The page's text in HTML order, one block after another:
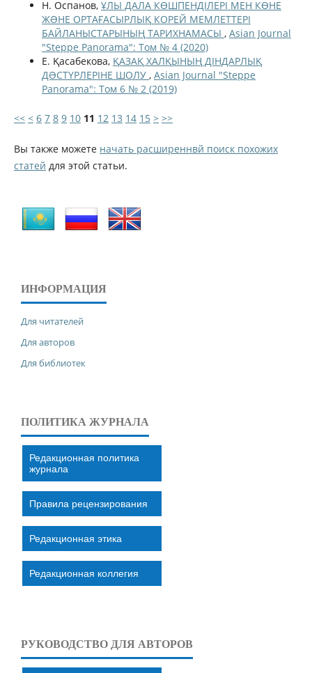
Н. Оспанов, ҰЛЫ ДАЛА КӨШПЕНДІЛЕРІ МЕН КӨНЕ
ЖƏНЕ ОРТАҒАСЫРЛЫҚ КОРЕЙ МЕМЛЕТТЕРІ
БАЙЛАНЫСТАРЫНЫҢ ТАРИХНАМАСЫ , Asian Journal
"Steppe Panorama": Том № 4 (2020)
Е. Қасабекова, ҚАЗАҚ ХАЛҚЫНЫҢ ДІНДАРЛЫҚ
ДƏСТҮРЛЕРІНЕ ШОЛУ , Asian Journal "Steppe
Panorama": Том 6 № 2 (2019)
<< < 6 7 8 9 10 11 12 13 14 15 > >>
Вы также можете начать расширеннвй поиск похожих
статей для этой статьи.
ИНФОРМАЦИЯ
Для читателей
Для авторов
Для библиотек
ПОЛИТИКА ЖУРНАЛА
Редакционная политика
журнала
Правила рецензирования
Редакционная этика
Редакционная коллегия
РУКОВОДСТВО ДЛЯ АВТОРОВ